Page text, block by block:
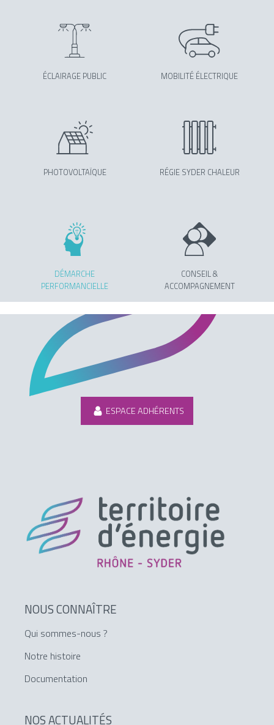
ÉCLAIRAGE PUBLIC MOBILITÉ ÉLECTRIQUE
PHOTOVOLTAÏQUE RÉGIE SYDER CHALEUR
DÉMARCHE
PERFORMANCIELLE
CONSEIL &
ACCOMPAGNEMENT
ESPACE ADHÉRENTS
NOUS CONNAÎTRE
Qui sommes-nous ?
Notre histoire
Documentation
NOS ACTUALITÉS